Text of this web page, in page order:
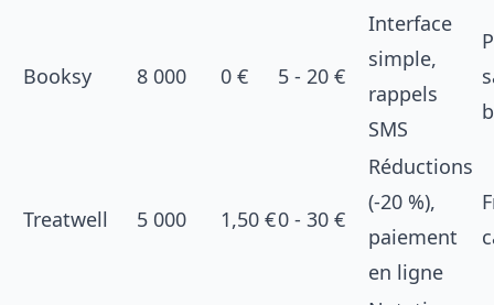
Booksy 8 000 0 € 5 - 20 €
Interface
simple,
rappels
SMS
Treatwell 5 000 1,50 €0 - 30 €
Réductions
(-20 %),
paiement
en ligne